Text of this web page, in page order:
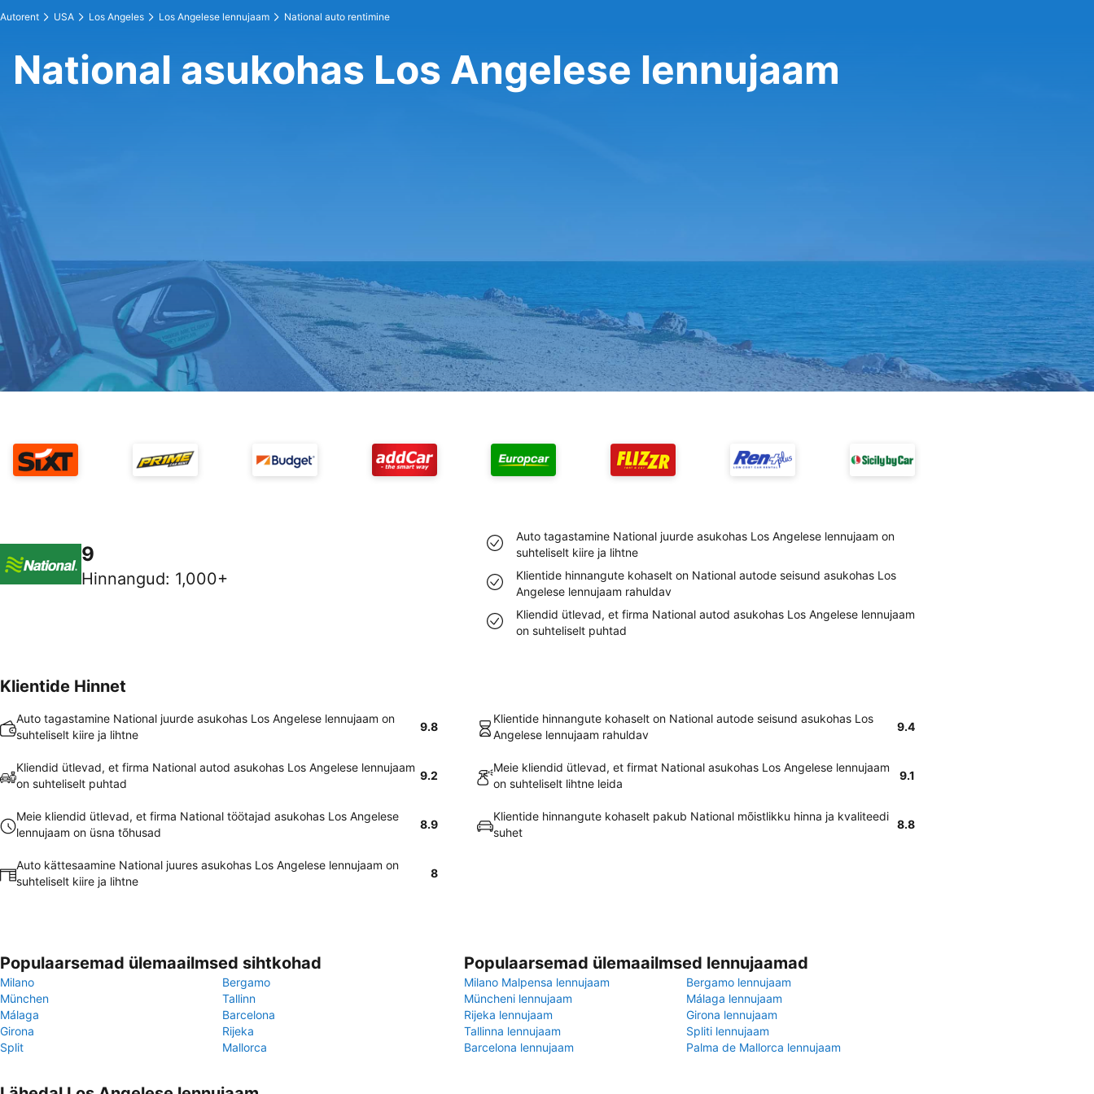
Autorent USA Los Angeles Los Angelese lennujaam National auto rentimine
National asukohas Los Angelese lennujaam
9
Hinnangud: 1,000+
Auto tagastamine National juurde asukohas Los Angelese lennujaam on
suhteliselt kiire ja lihtne
Klientide hinnangute kohaselt on National autode seisund asukohas Los
Angelese lennujaam rahuldav
Kliendid ütlevad, et firma National autod asukohas Los Angelese lennujaam
on suhteliselt puhtad
Klientide Hinnet
Auto tagastamine National juurde asukohas Los Angelese lennujaam on
suhteliselt kiire ja lihtne
9.8
Klientide hinnangute kohaselt on National autode seisund asukohas Los
Angelese lennujaam rahuldav
9.4
Kliendid ütlevad, et firma National autod asukohas Los Angelese lennujaam
on suhteliselt puhtad
9.2
Meie kliendid ütlevad, et firmat National asukohas Los Angelese lennujaam
on suhteliselt lihtne leida
9.1
Meie kliendid ütlevad, et firma National töötajad asukohas Los Angelese
lennujaam on üsna tõhusad
8.9
Klientide hinnangute kohaselt pakub National mõistlikku hinna ja kvaliteedi
suhet
8.8
Auto kättesaamine National juures asukohas Los Angelese lennujaam on
suhteliselt kiire ja lihtne
8
Populaarsemad ülemaailmsed sihtkohad
Milano
Bergamo
München
Tallinn
Málaga
Barcelona
Girona
Rijeka
Split
Mallorca
Populaarsemad ülemaailmsed lennujaamad
Milano Malpensa lennujaam
Bergamo lennujaam
Müncheni lennujaam
Málaga lennujaam
Rijeka lennujaam
Girona lennujaam
Tallinna lennujaam
Spliti lennujaam
Barcelona lennujaam
Palma de Mallorca lennujaam